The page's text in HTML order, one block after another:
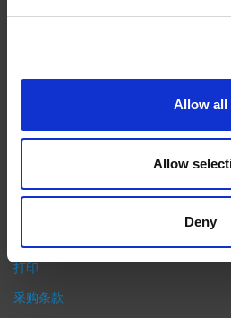
Allow all
Allow
Deny
EXTRUDE HONE
在航空航天、汽车、能源和医疗等领
产品性能等级的精致度十分关键。我
精度。事实上，我们的 易趋宏公司（
工解决方案系列可以触及您看不到的
打印
采购条款